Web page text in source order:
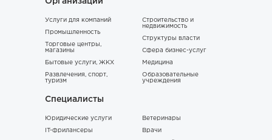
Услуги для компаний
Промышленность
Торговые центры,
магазины
Бытовые услуги, ЖКХ
Развлечения, спорт,
туризм
Строительство и
недвижимость
Структуры власти
Сфера бизнес-услуг
Медицина
Образовательные
учреждения
Специалисты
Юридические услуги
IT-фрилансеры
Ветеринары
Врачи